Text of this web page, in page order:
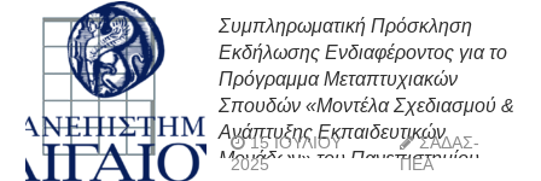
Συμπληρωματική Πρόσκληση
Εκδήλωσης Ενδιαφέροντος για το
Πρόγραμμα Μεταπτυχιακών
Σπουδών «Μοντέλα Σχεδιασμού &
Ανάπτυξης Εκπαιδευτικών
Μονάδων» του Πανεπιστημίου
15 ΙΟΥΛΊΟΥ
2025
ΣΑΔΑΣ-
ΠΕΑ